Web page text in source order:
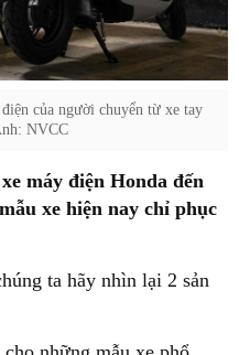
của người chuyển từ xe tay
NVCC
máy điện Honda đến
xe hiện nay chỉ phục
ta hãy nhìn lại 2 sản